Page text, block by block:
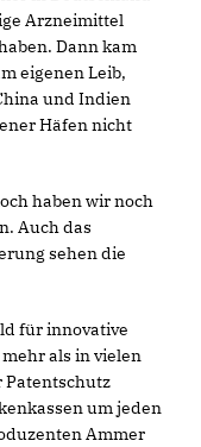
Arzneimittel
Dann kam
eigenen Leib,
und Indien
Häfen nicht
haben wir noch
Auch das
sehen die
für innovative
als in vielen
Patentschutz
um jeden
Ammer